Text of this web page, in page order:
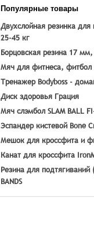
Популярные товары
Двухслойная резинка
25-45 кг
Борцовская резина 17
Мяч для фитнеса,
Тренажер Bodyboss -
Диск здоровья Грация
Мяч слэмбол SLAM BALL
Эспандер кистевой Bone
Мешок для кроссфита и
Канат для кроссфита
Резина для подтягиваний
BANDS